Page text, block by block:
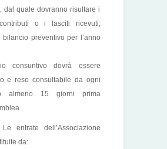
dal quale dovranno risultare i
o i lasciti ricevuti;
bilancio preventivo per l’anno
consuntivo dovrà essere
e reso consultabile da ogni
almeno 15 giorni prima
Le entrate dell’Associazione
da: